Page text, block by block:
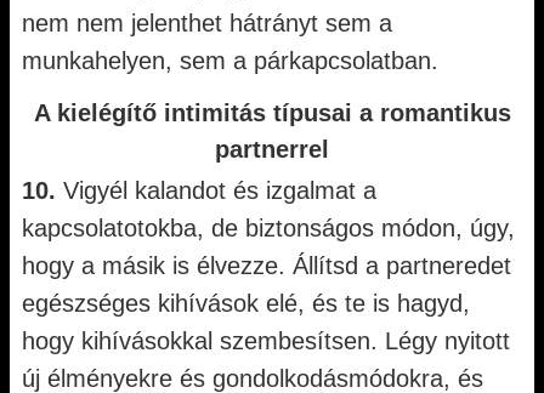
nem nem jelenthet hátrányt sem a
munkahelyen, sem a párkapcsolatban.
A kielégítő intimitás típusai a romantikus
partnerrel
10. Vigyél kalandot és izgalmat a
kapcsolatotokba, de biztonságos módon, úgy,
hogy a másik is élvezze. Állítsd a partneredet
egészséges kihívások elé, és te is hagyd,
hogy kihívásokkal szembesítsen. Légy nyitott
új élményekre és gondolkodásmódokra, és